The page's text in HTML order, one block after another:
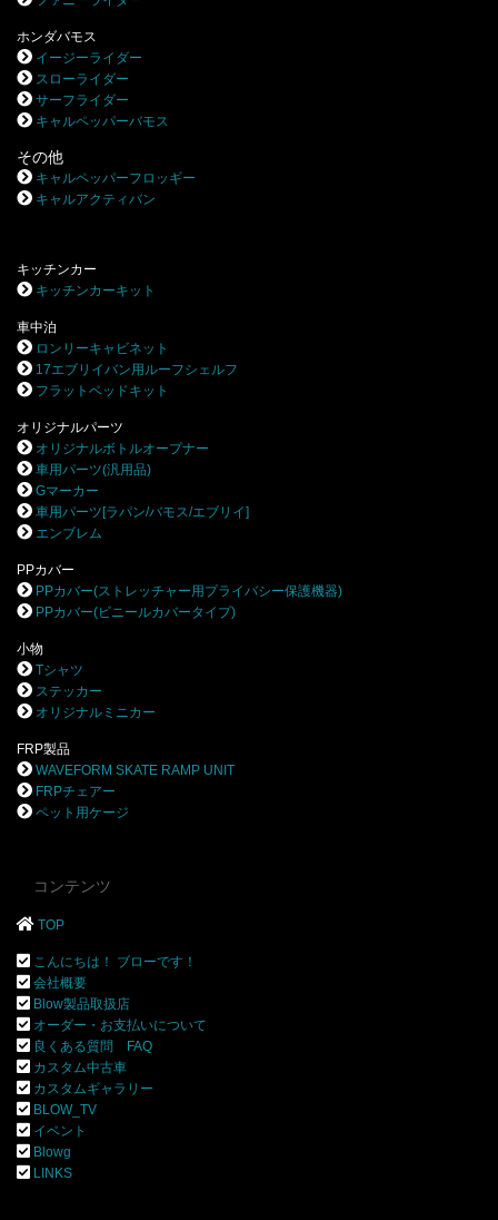
ホンダバモス
イージーライダー
スローライダー
サーフライダー
キャルペッパーバモス
その他
キャルペッパーフロッギー
キャルアクティバン
キッチンカー
キッチンカーキット
車中泊
ロンリーキャビネット
17エブリイバン用ルーフシェルフ
フラットベッドキット
オリジナルパーツ
オリジナルボトルオープナー
車用パーツ(汎用品)
Gマーカー
車用パーツ[ラパン/バモス/エブリイ]
エンブレム
PPカバー
PPカバー(ストレッチャー用プライバシー保護機器)
PPカバー(ビニールカバータイプ)
小物
Tシャツ
ステッカー
オリジナルミニカー
FRP製品
WAVEFORM SKATE RAMP UNIT
FRPチェアー
ペット用ケージ
コンテンツ
TOP
こんにちは！ ブローです！
会社概要
Blow製品取扱店
オーダー・お支払いについて
良くある質問 FAQ
カスタム中古車
カスタムギャラリー
BLOW_TV
イベント
Blowg
LINKS